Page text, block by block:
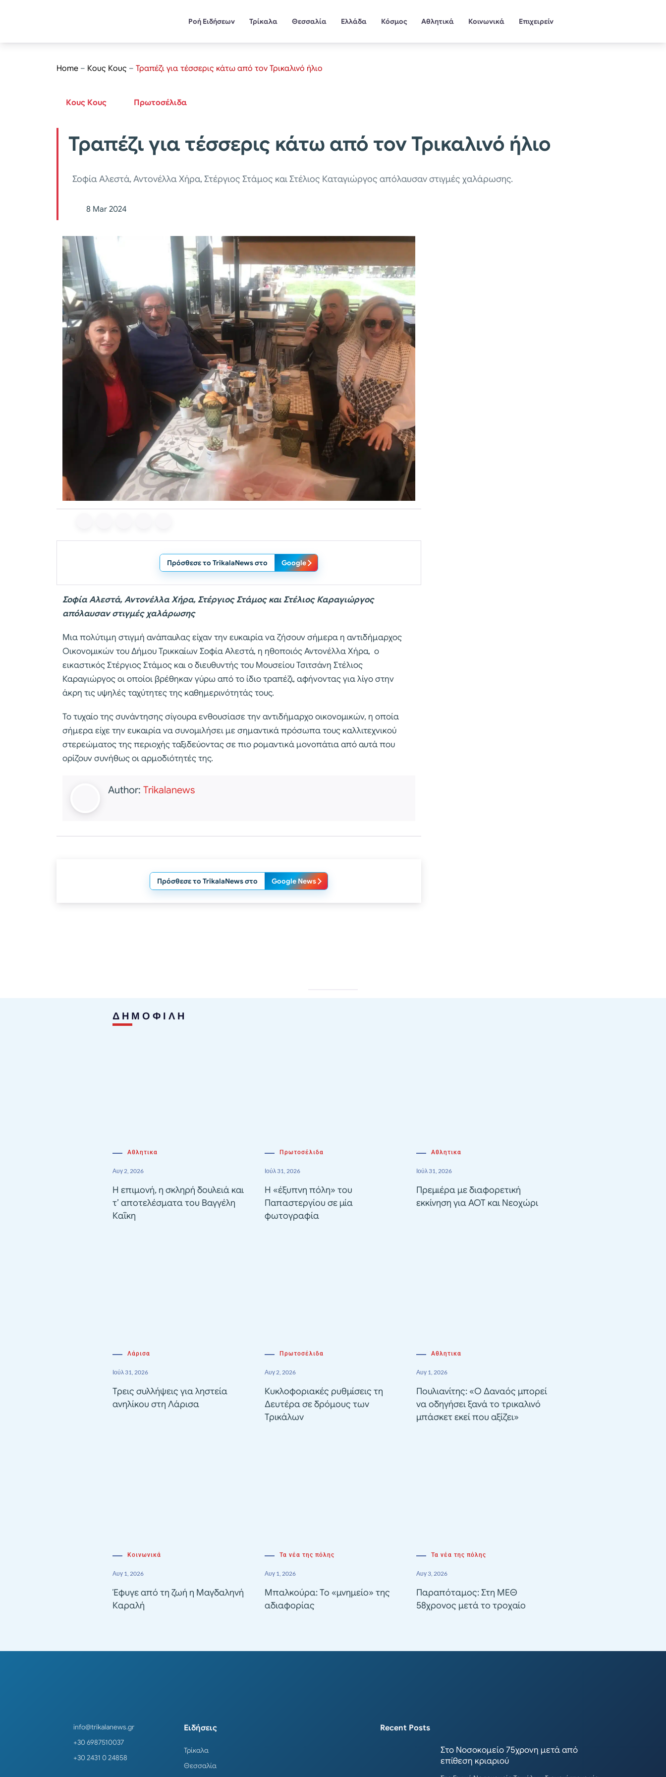
Ροή Ειδήσεων Τρίκαλα Θεσσαλία Ελλάδα Κόσμος Αθλητικά Κοινωνικά Επιχειρείν
Home – Κους Κους – Τραπέζι για τέσσερις κάτω από τον Τρικαλινό ήλιο
Κους Κους Πρωτοσέλιδα
Τραπέζι για τέσσερις κάτω από τον Τρικαλινό ήλιο
Σοφία Αλεστά, Αντονέλλα Χήρα, Στέργιος Στάμος και Στέλιος Καταγιώργος απόλαυσαν στιγμές χαλάρωσης.
8 Mar 2024
Πρόσθεσε το TrikalaNews στο Google
Σοφία Αλεστά, Αντονέλλα Χήρα, Στέργιος Στάμος και Στέλιος Καραγιώργος
απόλαυσαν στιγμές χαλάρωσης
Μια πολύτιμη στιγμή ανάπαυλας είχαν την ευκαιρία να ζήσουν σήμερα η αντιδήμαρχος
Οικονομικών του Δήμου Τρικκαίων Σοφία Αλεστά, η ηθοποιός Αντονέλλα Χήρα, ο
εικαστικός Στέργιος Στάμος και ο διευθυντής του Μουσείου Τσιτσάνη Στέλιος
Καραγιώργος οι οποίοι βρέθηκαν γύρω από το ίδιο τραπέζι, αφήνοντας για λίγο στην
άκρη τις υψηλές ταχύτητες της καθημερινότητάς τους.
Το τυχαίο της συνάντησης σίγουρα ενθουσίασε την αντιδήμαρχο οικονομικών, η οποία
σήμερα είχε την ευκαιρία να συνομιλήσει με σημαντικά πρόσωπα τους καλλιτεχνικού
στερεώματος της περιοχής ταξιδεύοντας σε πιο ρομαντικά μονοπάτια από αυτά που
ορίζουν συνήθως οι αρμοδιότητές της.
Author: Trikalanews
Πρόσθεσε το TrikalaNews στο Google News
ΔΗΜΟΦΙΛΗ
Αθλητικα
Αυγ 2, 2026
Η επιμονή, η σκληρή δουλειά και
τ’ αποτελέσματα του Βαγγέλη
Καΐκη
Πρωτοσέλιδα
Ιούλ 31, 2026
Η «έξυπνη πόλη» του
Παπαστεργίου σε μία
φωτογραφία
Αθλητικα
Ιούλ 31, 2026
Πρεμιέρα με διαφορετική
εκκίνηση για ΑΟΤ και Νεοχώρι
Λάρισα
Ιούλ 31, 2026
Τρεις συλλήψεις για ληστεία
ανηλίκου στη Λάρισα
Πρωτοσέλιδα
Αυγ 2, 2026
Κυκλοφοριακές ρυθμίσεις τη
Δευτέρα σε δρόμους των
Τρικάλων
Αθλητικα
Αυγ 1, 2026
Πουλιανίτης: «Ο Δαναός μπορεί
να οδηγήσει ξανά το τρικαλινό
μπάσκετ εκεί που αξίζει»
Κοινωνικά
Αυγ 1, 2026
Έφυγε από τη ζωή η Μαγδαληνή
Καραλή
Τα νέα της πόλης
Αυγ 1, 2026
Μπαλκούρα: Το «μνημείο» της
αδιαφορίας
Τα νέα της πόλης
Αυγ 3, 2026
Παραπόταμος: Στη ΜΕΘ
58χρονος μετά το τροχαίο
info@trikalanews.gr
+30 6987510037
+30 2431 0 24858
Ειδήσεις
Τρίκαλα
Θεσσαλία
Recent Posts
Στο Νοσοκομείο 75χρονη μετά από
επίθεση κριαριού